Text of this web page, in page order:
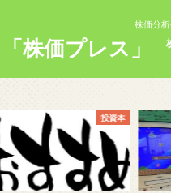
株価分
「株価プレス」
投資本